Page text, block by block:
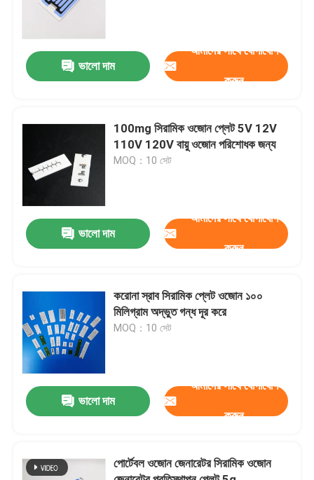
বাড়ি
ভিডিও
ভিআর শো
আমাদের সম্পর্কে
কারখানা ভ্রমণ
মান নিয়ন্ত্রণ
যোগাযোগ করুন
উদ্ধৃতির জন্য আবেদন
ভালো দাম
আমাদের সাথে যোগাযোগ
করুন
100mg সিরামিক ওজোন প্লেট 5V 12V
110V 120V বায়ু ওজোন পরিশোধক জন্য
MOQ：10 সেট
ভালো দাম
আমাদের সাথে যোগাযোগ
করুন
করোনা স্রাব সিরামিক প্লেট ওজোন ১০০
মিলিগ্রাম অদ্ভুত গন্ধ দূর করে
MOQ：10 সেট
ভালো দাম
আমাদের সাথে যোগাযোগ
করুন
পোর্টেবল ওজোন জেনারেটর সিরামিক ওজোন